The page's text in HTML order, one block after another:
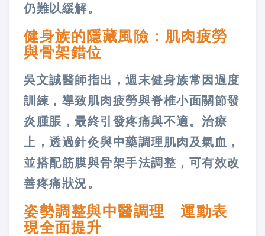
仍難以緩解。
健身族的隱藏風險：肌肉疲勞
與骨架錯位
吳文誠醫師指出，週末健身族常因過度
訓練，導致肌肉疲勞與脊椎小面關節發
炎腫脹，最終引發疼痛與不適。治療
上，透過針灸與中藥調理肌肉及氣血，
並搭配筋膜與骨架手法調整，可有效改
善疼痛狀況。
姿勢調整與中醫調理 運動表
現全面提升